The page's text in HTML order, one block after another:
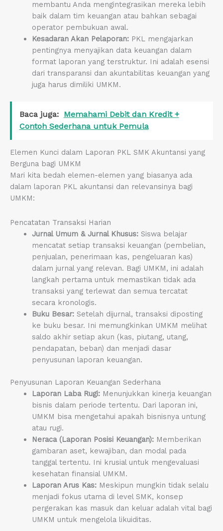
membantu Anda mengintegrasikan mereka lebih
baik dalam tim keuangan atau bahkan sebagai
operator pembukuan awal.
Kesadaran Akan Pelaporan:PKL mengajarkan
pentingnya menyajikan data keuangan dalam
format laporan yang terstruktur. Ini adalah esensi
dari transparansi dan akuntabilitas keuangan yang
juga harus dimiliki UMKM.
Baca juga:
Memahami Debit dan Kredit +
Contoh Sederhana untuk Pemula
Elemen Kunci dalam Laporan PKL SMK Akuntansi yang
Berguna bagi UMKM
Mari kita bedah elemen-elemen yang biasanya ada
dalam laporan PKL akuntansi dan relevansinya bagi
UMKM:
Pencatatan Transaksi Harian
Jurnal Umum & Jurnal Khusus:Siswa belajar
mencatat setiap transaksi keuangan (pembelian,
penjualan, penerimaan kas, pengeluaran kas)
dalam jurnal yang relevan. Bagi UMKM, ini adalah
langkah pertama untuk memastikan tidak ada
transaksi yang terlewat dan semua tercatat
secara kronologis.
Buku Besar:Setelah dijurnal, transaksi diposting
ke buku besar. Ini memungkinkan UMKM melihat
saldo akhir setiap akun (kas, piutang, utang,
pendapatan, beban) dan menjadi dasar
penyusunan laporan keuangan.
Penyusunan Laporan Keuangan Sederhana
Laporan Laba Rugi:Menunjukkan kinerja keuangan
bisnis dalam periode tertentu. Dari laporan ini,
UMKM bisa mengetahui apakah bisnisnya untung
atau rugi.
Neraca (Laporan Posisi Keuangan):Memberikan
gambaran aset, kewajiban, dan modal pada
tanggal tertentu. Ini krusial untuk mengevaluasi
kesehatan finansial UMKM.
Laporan Arus Kas:Meskipun mungkin tidak selalu
menjadi fokus utama di level SMK, konsep
pergerakan kas masuk dan keluar adalah vital bagi
UMKM untuk mengelola likuiditas.